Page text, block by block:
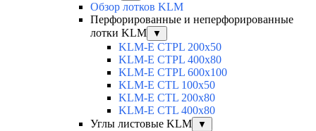
Обзор лотков KLM
Перфорированные и неперфорированные
лотки KLM
▼
KLM-E CTPL 200x50
KLM-E CTPL 400x80
KLM-E CTPL 600x100
KLM-E CTL 100x50
KLM-E CTL 200x80
KLM-E CTL 400x80
Углы листовые KLM
▼